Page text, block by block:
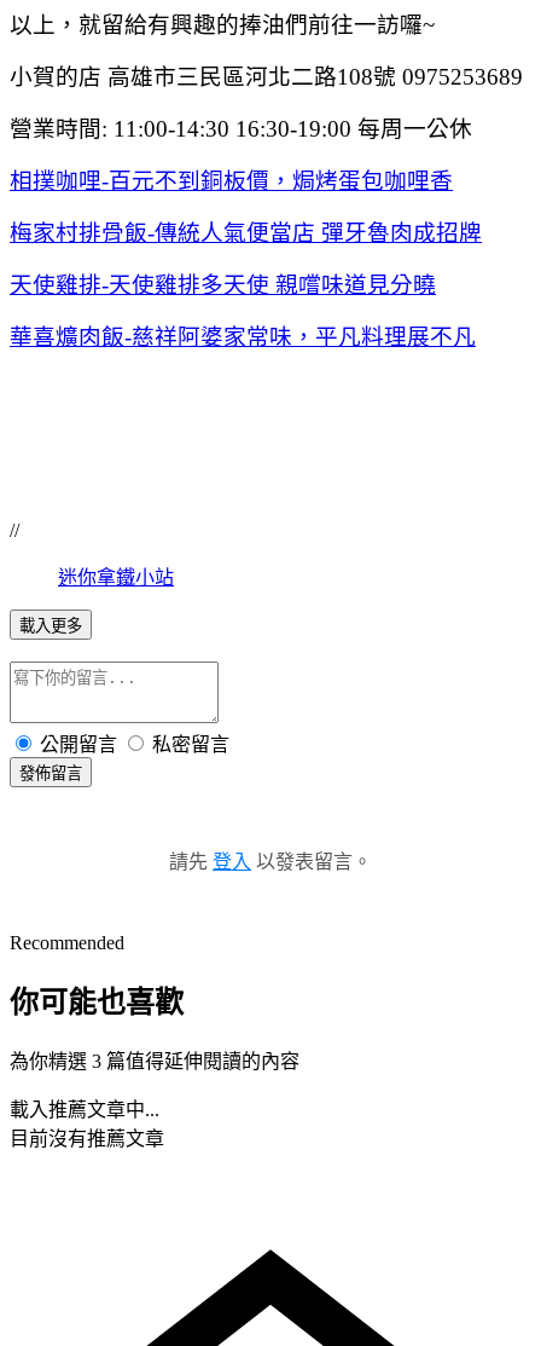
以上，就留給有興趣的捧油們前往一訪囉~
小賀的店 高雄市三民區河北二路108號 0975253689
營業時間: 11:00-14:30 16:30-19:00 每周一公休
相撲咖哩-百元不到銅板價，焗烤蛋包咖哩香
梅家村排骨飯-傳統人氣便當店 彈牙魯肉成招牌
天使雞排-天使雞排多天使 親嚐味道見分曉
華喜爌肉飯-慈祥阿婆家常味，平凡料理展不凡
//
迷你拿鐵小站
載入更多
公開留言 私密留言
發佈留言
請先 登入 以發表留言。
Recommended
你可能也喜歡
為你精選 3 篇值得延伸閱讀的內容
載入推薦文章中...
目前沒有推薦文章